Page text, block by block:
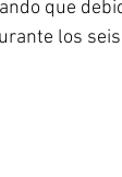
que
los